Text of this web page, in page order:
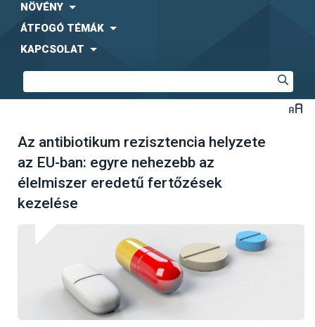
NÖVÉNY
ÁTFOGÓ TÉMÁK
KAPCSOLAT
Az antibiotikum rezisztencia helyzete
az EU-ban: egyre nehezebb az
élelmiszer eredetű fertőzések
kezelése